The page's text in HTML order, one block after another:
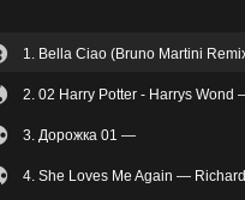
1. Bella Ciao (Bruno Martini
2. 02 Harry Potter - Harrys Wond
3. Дорожка 01 —
4. She Loves Me Again —